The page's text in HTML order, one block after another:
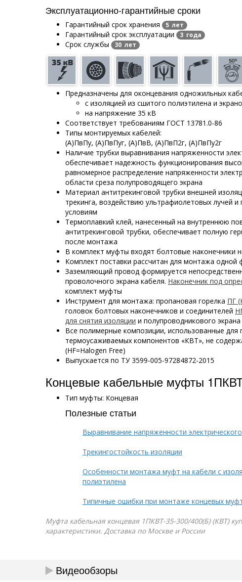
Эксплуатационно-гарантийные сроки
Гарантийный срок хранения 5 лет
Гарантийный срок эксплуатации 3 года
Срок службы 30 лет
Предназначены для оконцевания одножильных
с изоляцией из сшитого полиэтилена и
на напряжение 35 кВ
Соответствует требованиям ГОСТ 13781.0-86
Типы монтируемых кабелей:
(А)ПвПу, (А)ПвПуг, (А)ПвВ, (А)ПвП2г, (А)ПвПу2г
Наличие трубки выравнивания напряженности
обеспечивает надежность функционирования
равномерное распределение напряженности
области среза полупроводящего экрана
Материал антитрекинговой трубки внешней
трекинга, воздействию ультрафиолетовых лучей и
условиям
Термоплавкий клей, нанесенный на внутреннюю
антитрекинговой трубки, обеспечивает полную
после монтажа
В комплект муфты входят болтовые наконечники
Комплект поставки рассчитан для монтажа одной
Заземляющий провод формируется
проволочного экрана кабеля. Наконечник под
комплект муфты
Инструмент для монтажа: пропановая горелка ПГ
головок болтовых наконечников и соединителей
для снятия изоляции и полупроводникового экрана
Все полимерные композиции, использованные для
термоусаживаемых компонентов «КВТ», не
(HF=Halogen Free)
Выпускается по ТУ 3599-005-97284872-2015
Концевые кабельные муфты
Тип муфты: Концевая
Полезные статьи
Выравнивание напряженности
Трекингостойкость изоляции
Особенности монтажа муфт на кабели с
полиэтилена
Типичные ошибки при монтаже концевых
Муфта кабельная концевая 1ПКВТ-35-300/400(Б) (КВТ)
характеристики. Доставка по Москве и России
Видеообзоры